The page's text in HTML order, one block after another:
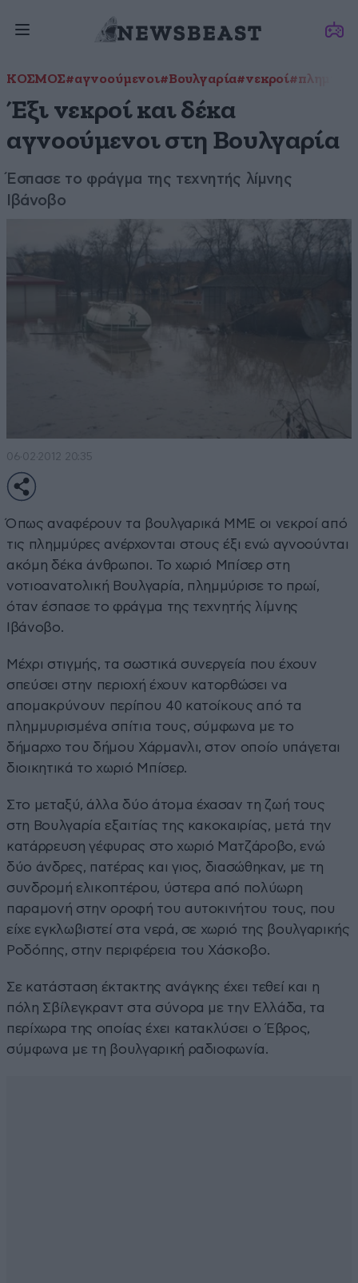
ΚΟΣΜΟΣ#αγνοούμενοι#Βουλγαρία#νεκροί
Έξι νεκροί και δέκα
αγνοούμενοι στη Βουλγαρία
Έσπασε το φράγμα της τεχνητής λίμνης
Ιβάνοβο
06·02·2012 20:35
Όπως αναφέρουν τα βουλγαρικά ΜΜΕ οι νεκροί από
τις πλημμύρες ανέρχονται στους έξι ενώ αγνοούνται
ακόμη δέκα άνθρωποι. Το χωριό Μπίσερ στη
νοτιοανατολική Βουλγαρία, πλημμύρισε το πρωί,
όταν έσπασε το φράγμα της τεχνητής λίμνης
Ιβάνοβο.
Μέχρι στιγμής, τα σωστικά συνεργεία που έχουν
σπεύσει στην περιοχή έχουν κατορθώσει να
απομακρύνουν περίπου 40 κατοίκους από τα
πλημμυρισμένα σπίτια τους, σύμφωνα με το
δήμαρχο του δήμου Χάρμανλι, στον οποίο υπάγεται
διοικητικά το χωριό Μπίσερ.
Στο μεταξύ, άλλα δύο άτομα έχασαν τη ζωή τους
στη Βουλγαρία εξαιτίας της κακοκαιρίας, μετά την
κατάρρευση γέφυρας στο χωριό Ματζάροβο, ενώ
δύο άνδρες, πατέρας και γιος, διασώθηκαν, με τη
συνδρομή ελικοπτέρου, ύστερα από πολύωρη
παραμονή στην οροφή του αυτοκινήτου τους, που
είχε εγκλωβιστεί στα νερά, σε χωριό της βουλγαρικής
Ροδόπης, στην περιφέρεια του Χάσκοβο.
Σε κατάσταση έκτακτης ανάγκης έχει τεθεί και η
πόλη Σβίλεγκραντ στα σύνορα με την Ελλάδα, τα
περίχωρα της οποίας έχει κατακλύσει ο Έβρος,
σύμφωνα με τη βουλγαρική ραδιοφωνία.